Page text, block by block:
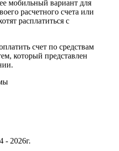
мобильный вариант для
расчетного счета или
расплатиться с
счет по средствам
который представлен
- 2026г.